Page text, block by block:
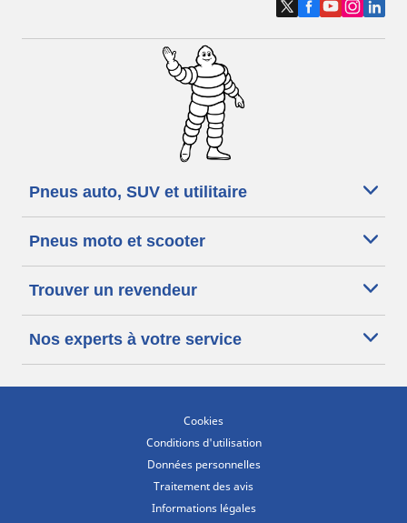
Pneus auto, SUV et utilitaire
Pneus moto et scooter
Trouver un revendeur
Nos experts à votre service
Cookies
Conditions d'utilisation
Données personnelles
Traitement des avis
Informations légales